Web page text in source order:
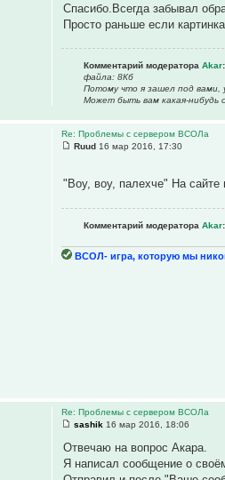
Спасибо.Всегда забывал
Просто раньше если
Комментарий модератораAkar:
файла: 8Кб
Потому что я зашел под вами,
Может быть вам какая-нибудь
Re: Проблемы с сервером ВСОЛа
Ruud 16 мар 2016, 17:30
"Воу, воу, палехче" На сайте
Комментарий модератораAkar:
ВСОЛ- игра, которую мы
Re: Проблемы с сервером ВСОЛа
sashik 16 мар 2016, 18:06
Отвечаю на вопрос Акара.
Я написал сообщение о